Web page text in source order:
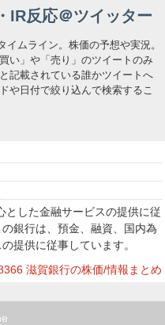
ッ
ク
マ
ク
IR反応＠ツイッター
ムライン。株価の予想や実況。
い」や「売り」のツイートのみ
記載されている誰かツイートへ
や日付で絞り込んで検索するこ
した金融サービスの提供に従
銀行は、預金、融資、国内為
提供に従事しています。
滋賀銀行の株価/情報まとめ